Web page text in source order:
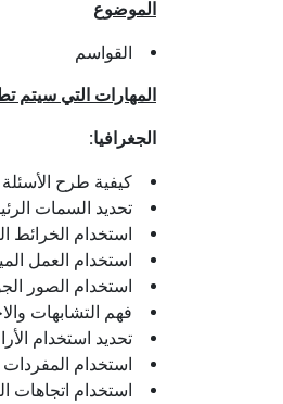
الموضوع
القواسم
المهارات التي سيتم
الجغرافيا:
كيفية طرح
تحديد السمات
استخدام الخرائط
استخدام العمل
استخدام الصور
فهم التشابهات
تحديد استخدام
استخدام المفردات
استخدام اتجاهات